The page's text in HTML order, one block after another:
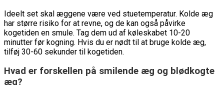
Ideelt set skal æggene være ved stuetemperatur. Kolde æg
har større risiko for at revne, og de kan også påvirke
kogetiden en smule. Tag dem ud af køleskabet 10-20
minutter før kogning. Hvis du er nødt til at bruge kolde æg,
tilføj 30-60 sekunder til kogetiden.
Hvad er forskellen på smilende æg og blødkogte
æg?